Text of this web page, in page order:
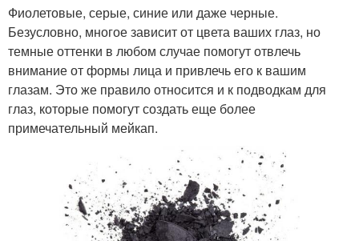
Фиолетовые, серые, синие или даже черные.
Безусловно, многое зависит от цвета ваших глаз, но
темные оттенки в любом случае помогут отвлечь
внимание от формы лица и привлечь его к вашим
глазам. Это же правило относится и к подводкам для
глаз, которые помогут создать еще более
примечательный мейкап.